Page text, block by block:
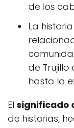
de los
La
de Trujillo
hasta la
El significado
de historias,